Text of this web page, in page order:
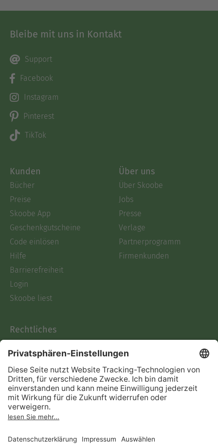
Bleibe mit uns in Kontakt
Support
Facebook
Instagram
Pinterest
TikTok
Kunden
Bücher
Preise
Skoobe App
Geschenkgutscheine
Code einlösen
Hilfe
Barrierefreiheit
Login
Skoobe liest
Über uns
Über Skoobe
Jobs
Presse
Verlage
Partnerprogramm
Firmenkunden
Rechtliches
AGB
Informationen nach Data
Act
Verträge hier kündigen
Impressum